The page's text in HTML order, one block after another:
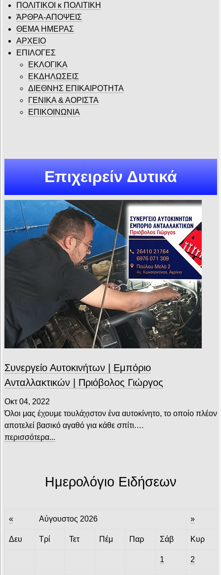
ΠΟΛΙΤΙΚΟΙ κ ΠΟΛΙΤΙΚΗ
ΆΡΘΡΑ-ΑΠΟΨΕΙΣ
ΘΕΜΑ ΗΜΕΡΑΣ
ΑΡΧΕΙΟ
ΕΠΙΛΟΓΕΣ
ΕΚΛΟΓΙΚΑ
ΕΚΔΗΛΩΣΕΙΣ
ΔΙΕΘΝΗΣ ΕΠΙΚΑΙΡΟΤΗΤΑ
ΓΕΝΙΚΑ & ΑΟΡΙΣΤΑ
ΕΠΙΚΟΙΝΩΝΙΑ
Επιχειρείν Δυτικά
Συνεργείο Αυτοκινήτων | Εμπόριο
Ανταλλακτικών | Πριόβολος Γιώργος
Οκτ 04, 2022
Όλοι μας έχουμε τουλάχιστον ένα αυτοκίνητο, το οποίο πλέον
αποτελεί βασικό αγαθό για κάθε σπίτι.…
περισσότερα...
Ημερολόγιο Ειδήσεων
« Αύγουστος 2026 »
Δευ Τρί Τετ Πέμ Παρ Σάβ Κυρ
1 2